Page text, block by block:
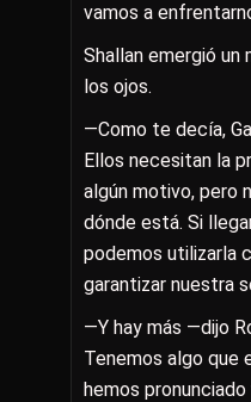
vamos a
Shallan emergió un
los ojos.
—Como te decía,
Ellos necesitan la
algún motivo, pero
dónde está. Si
podemos utilizarla
garantizar nuestra
—Y hay más —dijo
Tenemos algo que
hemos